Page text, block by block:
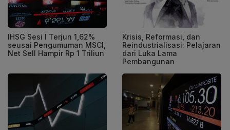
IHSG Sesi I Terjun 1,62%
seusai Pengumuman MSCI,
Net Sell Hampir Rp 1 Triliun
Krisis, Reformasi, dan
Reindustrialisasi: Pelajaran
dari Luka Lama
Pembangunan